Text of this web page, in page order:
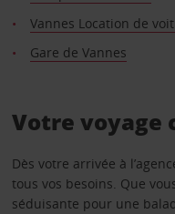
Vannes Location de
Gare de Vannes
Votre voyage
Dès votre arrivée à
tous vos besoins. Que
séduisante pour une